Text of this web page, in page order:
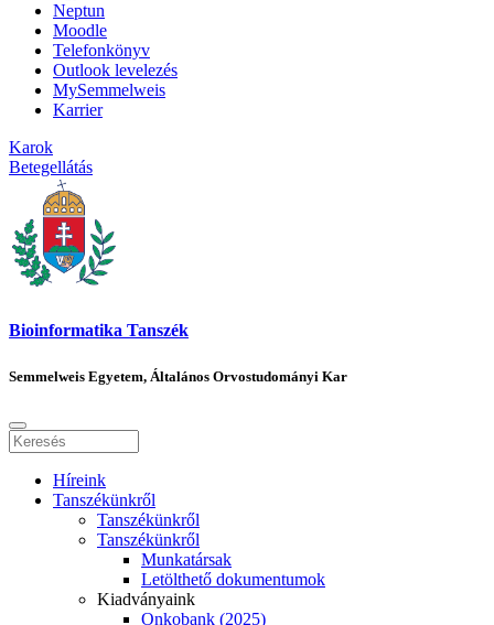
Neptun
Moodle
Telefonkönyv
Outlook levelezés
MySemmelweis
Karrier
Karok
Betegellátás
Bioinformatika Tanszék
Semmelweis Egyetem, Általános Orvostudományi Kar
Híreink
Tanszékünkről
Tanszékünkről
Tanszékünkről
Munkatársak
Letölthető dokumentumok
Kiadványaink
Onkobank (2025)